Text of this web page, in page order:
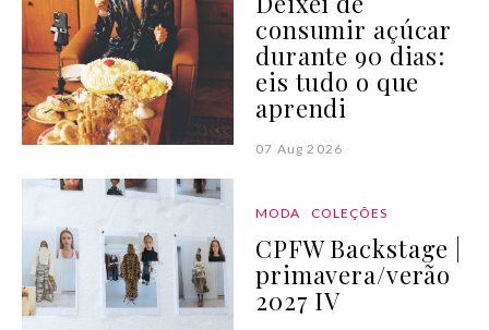
consumir açúcar
durante 90 dias:
eis tudo o que
aprendi
07 Aug 2026
MODA COLEÇÕES
CPFW Backstage |
primavera/verão
2027 IV